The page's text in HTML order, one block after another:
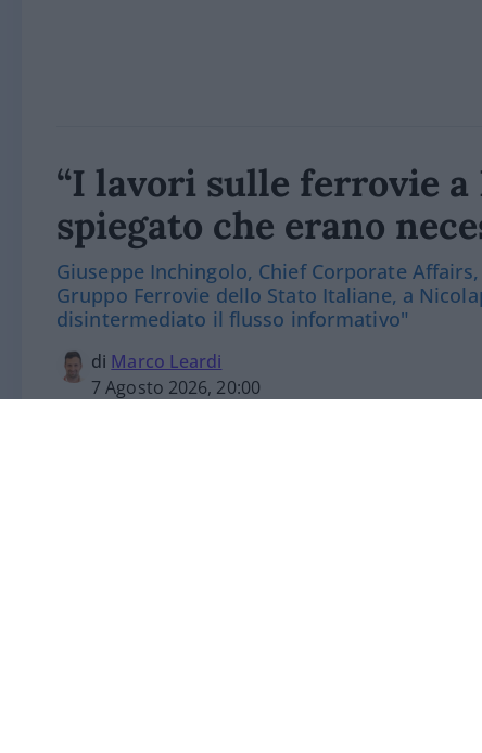
“I lavori sulle ferrovie a
spiegato che erano
Giuseppe Inchingolo, Chief Corporate
Gruppo Ferrovie dello Stato Italiane, a
disintermediato il flusso informativo"
di Marco Leardi
7 Agosto 2026, 20:00